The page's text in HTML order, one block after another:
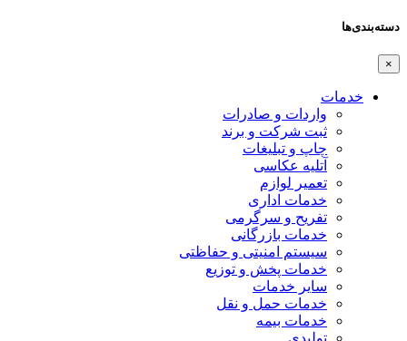
دسته‌بندی‌ها
×
خدمات
واردات و صادرات
ثبت شرکت و برند
چاپ و تبلیغات
آتلیه عکاسی
تعمیر لوازم
خدمات اداری
تفریح و سرگرمی
خدمات بازرگانی
سیستم امنیتی و حفاظتی
خدمات پخش و توزیع
سایر خدمات
خدمات حمل و نقل
خدمات بیمه